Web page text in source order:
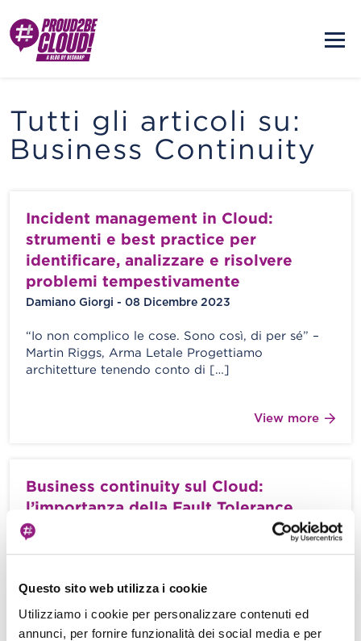
Questo sito web utilizza i cookie
Utilizziamo i cookie per personalizzare contenuti ed
annunci, per fornire funzionalità dei social media e per
Tutti gli articoli su:
Business Continuity
Incident management in Cloud:
strumenti e best practice per
identificare, analizzare e risolvere
problemi tempestivamente
Damiano Giorgi - 08 Dicembre 2023
“Io non complico le cose. Sono così, di per sé” –
Martin Riggs, Arma Letale Progettiamo
architetture tenendo conto di […]
View more
Business continuity sul Cloud:
l’importanza della Fault Tolerance
Nicola Ferrari - 10 Novembre 2023
Cloud non è un […]